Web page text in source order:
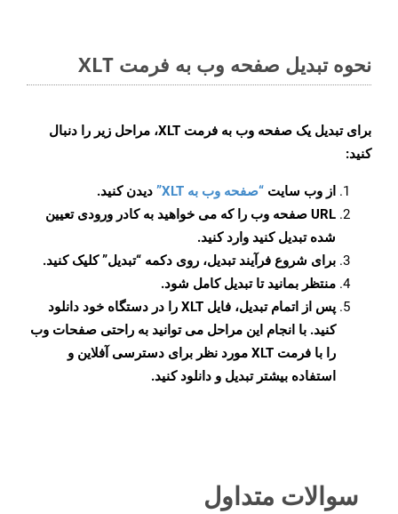
نحوه تبدیل صفحه وب به فرمت XLT
برای تبدیل یک صفحه وب به فرمت XLT، مراحل زیر را دنبال
کنید:
از وب سایت “صفحه وب به XLT”
دیدن کنید.
URL صفحه وب را که می خواهید به کادر ورودی تعیین
شده تبدیل کنید وارد کنید.
برای شروع فرآیند تبدیل، روی دکمه “تبدیل” کلیک کنید.
منتظر بمانید تا تبدیل کامل شود.
پس از اتمام تبدیل، فایل XLT را در دستگاه خود دانلود
کنید. با انجام این مراحل می توانید به راحتی صفحات وب
را با فرمت XLT مورد نظر برای دسترسی آفلاین و
استفاده بیشتر تبدیل و دانلود کنید.
سوالات متداول